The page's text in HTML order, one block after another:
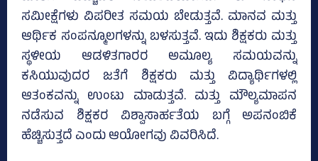
ಸಮೀಕ್ಷೆಗಳು ವಿಪರೀತ ಸಮಯ ಬೇಡುತ್ತವೆ. ಮಾನವ ಮತ್ತು
ಆರ್ಥಿಕ ಸಂಪನ್ಮೂಲಗಳನ್ನು ಬಳಸುತ್ತವೆ. ಇದು ಶಿಕ್ಷಕರು ಮತ್ತು
ಸ್ಥಳೀಯ ಆಡಳಿತಗಾರರ ಅಮೂಲ್ಯ ಸಮಯವನ್ನು
ಕಸಿಯುವುದರ ಜತೆಗೆ ಶಿಕ್ಷಕರು ಮತ್ತು ವಿದ್ಯಾರ್ಥಿಗಳಲ್ಲಿ
ಆತಂಕವನ್ನು ಉಂಟು ಮಾಡುತ್ತವೆ. ಮತ್ತು ಮೌಲ್ಯಮಾಪನ
ನಡೆಸುವ ಶಿಕ್ಷಕರ ವಿಶ್ವಾಸಾರ್ಹತೆಯ ಬಗ್ಗೆ ಅಪನಂಬಿಕೆ
ಹೆಚ್ಚಿಸುತ್ತದೆ ಎಂದು ಆಯೋಗವು ವಿವರಿಸಿದೆ.